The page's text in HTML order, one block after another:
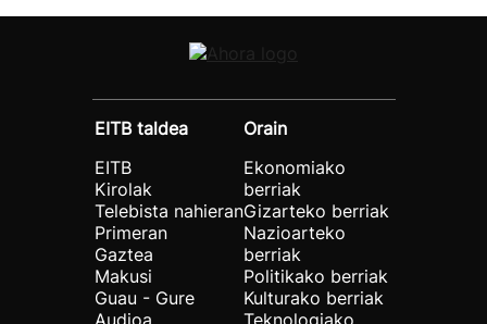
EITB taldea
EITB
Kirolak
Telebista nahieran
Primeran
Gaztea
Makusi
Guau - Gure
Audioa
Orain
Ekonomiako
berriak
Gizarteko berriak
Nazioarteko
berriak
Politikako berriak
Kulturako berriak
Teknologiako